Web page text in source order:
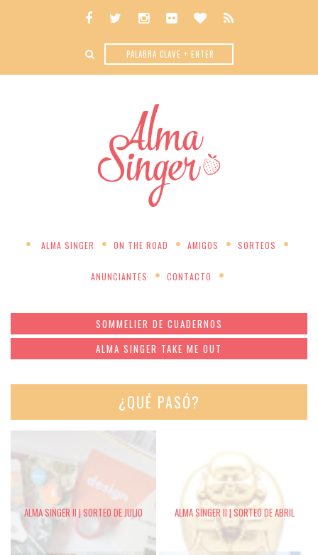
ALMA SINGER ON THE ROAD AMIGOS SORTEOS
ANUNCIANTES CONTACTO
SOMMELIER DE CUADERNOS
ALMA SINGER TAKE ME OUT
¿QUÉ PASÓ?
ALMA SINGER II | SORTEO DE JULIO ALMA SINGER II | SORTEO DE ABRIL